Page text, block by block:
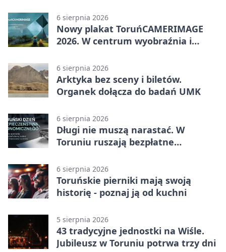
6 sierpnia 2026
Nowy plakat ToruńCAMERIMAGE
2026. W centrum wyobraźnia i
6 sierpnia 2026
Arktyka bez sceny i biletów.
Organek dołącza do badań UMK
6 sierpnia 2026
Długi nie muszą narastać. W
Toruniu ruszają bezpłatne
6 sierpnia 2026
Toruńskie pierniki mają swoją
historię - poznaj ją od kuchni
5 sierpnia 2026
43 tradycyjne jednostki na Wiśle.
Jubileusz w Toruniu potrwa trzy dni